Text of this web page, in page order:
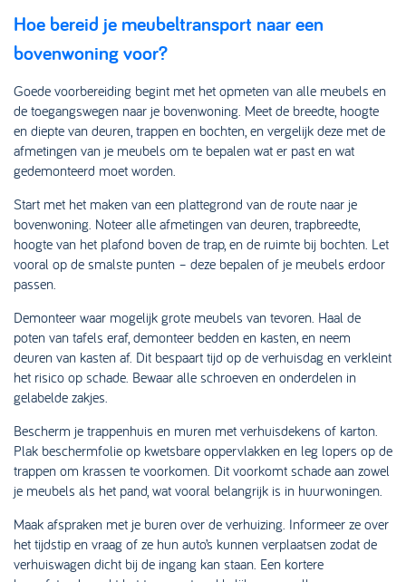
Hoe bereid je meubeltransport naar een
bovenwoning voor?
Goede voorbereiding begint met het opmeten van alle meubels en
de toegangswegen naar je bovenwoning. Meet de breedte, hoogte
en diepte van deuren, trappen en bochten, en vergelijk deze met de
afmetingen van je meubels om te bepalen wat er past en wat
gedemonteerd moet worden.
Start met het maken van een plattegrond van de route naar je
bovenwoning. Noteer alle afmetingen van deuren, trapbreedte,
hoogte van het plafond boven de trap, en de ruimte bij bochten. Let
vooral op de smalste punten – deze bepalen of je meubels erdoor
passen.
Demonteer waar mogelijk grote meubels van tevoren. Haal de
poten van tafels eraf, demonteer bedden en kasten, en neem
deuren van kasten af. Dit bespaart tijd op de verhuisdag en verkleint
het risico op schade. Bewaar alle schroeven en onderdelen in
gelabelde zakjes.
Bescherm je trappenhuis en muren met verhuisdekens of karton.
Plak beschermfolie op kwetsbare oppervlakken en leg lopers op de
trappen om krassen te voorkomen. Dit voorkomt schade aan zowel
je meubels als het pand, wat vooral belangrijk is in huurwoningen.
Maak afspraken met je buren over de verhuizing. Informeer ze over
het tijdstip en vraag of ze hun auto’s kunnen verplaatsen zodat de
verhuiswagen dicht bij de ingang kan staan. Een kortere